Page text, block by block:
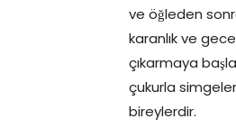
ve öğleden
karanlık ve
çıkarmaya
çukurla
bireylerdir.